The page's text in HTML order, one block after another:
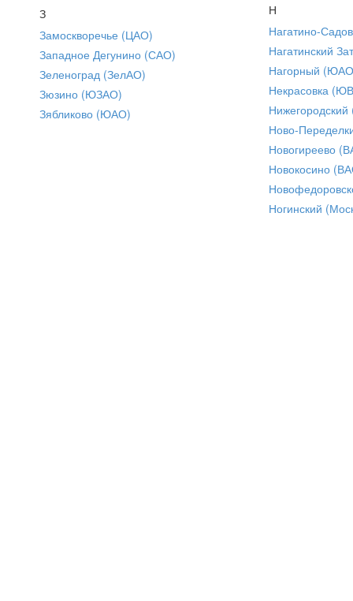
З
Замоскворечье (ЦАО)
Западное Дегунино (САО)
Зеленоград (ЗелАО)
Зюзино (ЮЗАО)
Зябликово (ЮАО)
Н
Нагатино-
Нагатинский
Нагорный
Некрасовка
Ново-
Новогиреево
Новокосино
Ногинский